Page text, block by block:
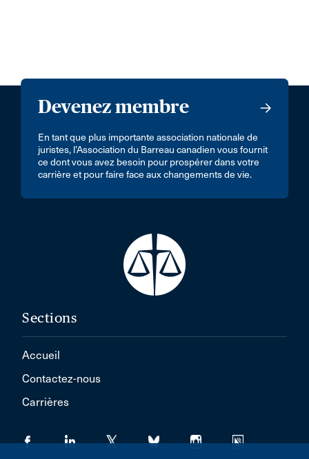
Devenez membre
En tant que plus importante association nationale de
juristes, l’Association du Barreau canadien vous fournit
ce dont vous avez besoin pour prospérer dans votre
carrière et pour faire face aux changements de vie.
Sections
Accueil
Contactez-nous
Carrières